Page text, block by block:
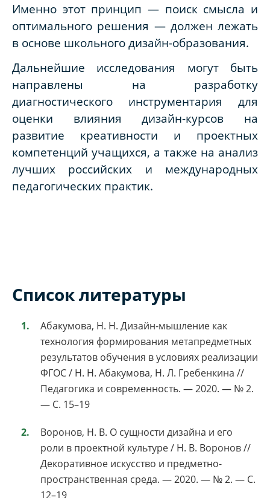
Именно этот принцип — поиск смысла и
оптимального решения — должен лежать
в основе школьного дизайн-образования.
Дальнейшие исследования могут быть
направлены на разработку
диагностического инструментария для
оценки влияния дизайн-курсов на
развитие креативности и проектных
компетенций учащихся, а также на анализ
лучших российских и международных
педагогических практик.
Список литературы
Абакумова, Н. Н. Дизайн-мышление как
технология формирования метапредметных
результатов обучения в условиях реализации
ФГОС / Н. Н. Абакумова, Н. Л. Гребенкина //
Педагогика и современность. — 2020. — № 2.
— С. 15–19
Воронов, Н. В. О сущности дизайна и его
роли в проектной культуре / Н. В. Воронов //
Декоративное искусство и предметно-
пространственная среда. — 2020. — № 2. — С.
12–19